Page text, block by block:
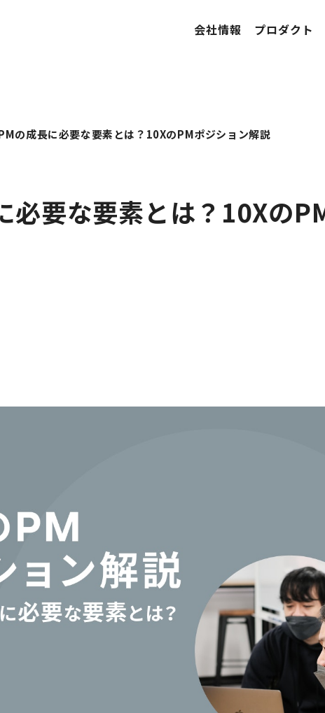
の成長に必要な要素とは？10XのPMポジション解説
必要な要素とは？10Xの
会社情報 プロダクト